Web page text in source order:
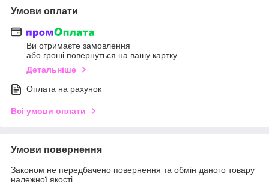
Умови оплати
Ви отримаєте замовлення
або гроші повернуться на вашу картку
Детальніше
Оплата на рахунок
Всі умови оплати
Умови повернення
Законом не передбачено повернення та обмін даного товару
належної якості